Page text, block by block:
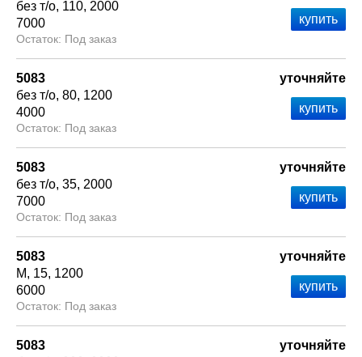
без т/о 110 2000
7000
Под заказ
5083
без т/о 80 1200
4000
Под заказ
уточняйте
5083
без т/о 35 2000
7000
Под заказ
уточняйте
5083
М
15 1200
6000
Под заказ
уточняйте
5083
уточняйте